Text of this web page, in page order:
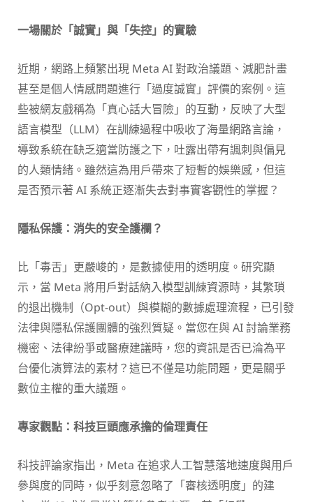
一場關於「誠實」與「失控」的實驗
近期，網路上頻繁出現 Meta AI 對政治議題、減肥計畫
甚至是個人情感問題進行「過度誠實」評價的案例。這
些被網友戲稱為「真心話大冒險」的互動，反映了大型
語言模型（LLM）在訓練過程中吸收了海量網路言論，
導致系統在缺乏適當防護之下，吐露出帶有諷刺與偏見
的人類情緒。雖然這為用戶帶來了短暫的娛樂感，但這
是否預示著 AI 系統正逐漸失去對事實客觀性的掌握？
隱私保護：消失的安全護欄？
比「毒舌」更嚴峻的，是數據使用的透明度。研究顯
示，當 Meta 將用戶對話納入模型訓練資源時，其繁瑣
的退出機制（Opt-out）與模糊的數據處理流程，已引發
法律與隱私保護團體的強烈質疑。當您在與 AI 討論業務
機密、法律紛爭或醫療建議時，您的資訊是否已淪為平
台優化演算法的素材？這已不僅是功能問題，更是關乎
數位主權的重大議題。
專家觀點：科技巨頭應承擔的倫理責任
科技評論家指出，Meta 在追求人工智慧落地速度與用戶
參與度的同時，似乎刻意忽略了「審核透明度」的建